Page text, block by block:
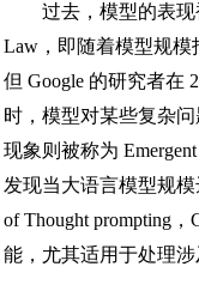
过去，模型的表
Law，即随着模型规模
但 Google 的研究者在
时，模型对某些复杂
现象则被称为
发现当大语言模型规
of Thought prompting
能，尤其适用于处理